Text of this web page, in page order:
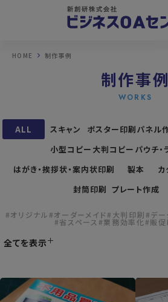
HOME 制作事例
制作事例
WORKS
ALL スキャン ポスター印刷パネル
小型コピー 大判コピー パウチ
はがき・挨拶状・案内状印刷
製本
カ
封筒印刷 プレート作成
#オリジナル #オーダーメイド #大判印刷 #デー
#省スペース #業務効率化#販
全てを表示